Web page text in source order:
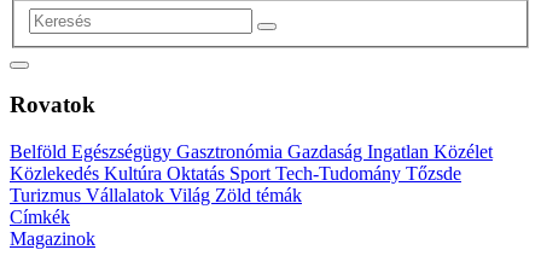
Rovatok
Belföld Egészségügy Gasztronómia Gazdaság Ingatlan Közélet
Közlekedés Kultúra Oktatás Sport Tech-Tudomány Tőzsde
Turizmus Vállalatok Világ Zöld témák
Címkék
Magazinok